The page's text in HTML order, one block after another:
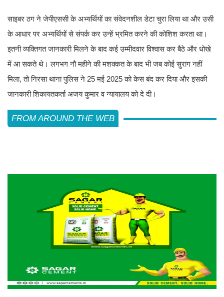
साइबर ठग ने जेपीएससी के अभ्यर्थियों का संवेदनशील डेटा चुरा लिया था और उसी
के आधार पर अभ्यर्थियों से संपर्क कर उन्हें भ्रमित करने की कोशिश करता था।
इतनी व्यक्तिगत जानकारी मिलने के बाद कई उम्मीदवार विश्वास कर बैठे और धोखे
में आ सकते थे। लगभग नौ महीने की मशक्कत के बाद भी जब कोई सुराग नहीं
मिला, तो निरसा थाना पुलिस ने 25 मई 2025 को केस बंद कर दिया और इसकी
जानकारी शिकायतकर्ता अजय कुमार व न्यायालय को दे दी।
FROM AROUND THE WEB